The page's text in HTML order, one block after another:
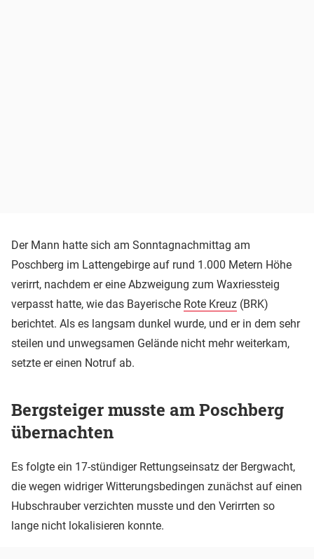
Der Mann hatte sich am Sonntagnachmittag am
Poschberg im Lattengebirge auf rund 1.000 Metern Höhe
verirrt, nachdem er eine Abzweigung zum Waxriessteig
verpasst hatte, wie das Bayerische Rote Kreuz (BRK)
berichtet. Als es langsam dunkel wurde, und er in dem sehr
steilen und unwegsamen Gelände nicht mehr weiterkam,
setzte er einen Notruf ab.
Bergsteiger musste am Poschberg
übernachten
Es folgte ein 17-stündiger Rettungseinsatz der Bergwacht,
die wegen widriger Witterungsbedingen zunächst auf einen
Hubschrauber verzichten musste und den Verirrten so
lange nicht lokalisieren konnte.